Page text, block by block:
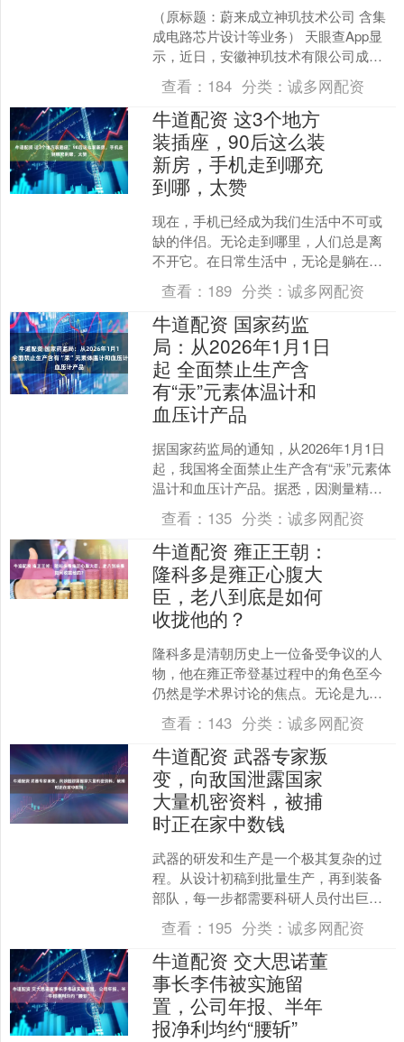
（原标题：蔚来成立神玑技术公司 含集
成电路芯片设计等业务） 天眼查App显
示，近日，安徽神玑技术有限公司成
立，法定代表人为白剑，董事长为李
斌，注册资本1000万....
查看： 184 分类：诚多网配资
牛道配资 这3个地方
装插座，90后这么装
新房，手机走到哪充
到哪，太赞
现在，手机已经成为我们生活中不可或
缺的伴侣。无论走到哪里，人们总是离
不开它。在日常生活中，无论是躺在床
上、慵懒地坐在沙发上，还是蹲在厕所
里，人们总是习惯性地玩手....
查看： 189 分类：诚多网配资
牛道配资 国家药监
局：从2026年1月1日
起 全面禁止生产含
有“汞”元素体温计和
血压计产品
据国家药监局的通知，从2026年1月1日
起，我国将全面禁止生产含有“汞”元素体
温计和血压计产品。据悉，因测量精
准、价格便宜，它们一直以来是家庭医
疗“老伙计”。为....
查看： 135 分类：诚多网配资
牛道配资 雍正王朝：
隆科多是雍正心腹大
臣，老八到底是如何
收拢他的？
隆科多是清朝历史上一位备受争议的人
物，他在雍正帝登基过程中的角色至今
仍然是学术界讨论的焦点。无论是九王
夺嫡，还是隆科多的倒台，他与八爷
党、四爷党之间错综复杂的关....
查看： 143 分类：诚多网配资
牛道配资 武器专家叛
变，向敌国泄露国家
大量机密资料，被捕
时正在家中数钱
武器的研发和生产是一个极其复杂的过
程。从设计初稿到批量生产，再到装备
部队，每一步都需要科研人员付出巨大
的心血与努力。而在这一过程中，保密
工作显得尤为重要，确保所....
查看： 195 分类：诚多网配资
牛道配资 交大思诺董
事长李伟被实施留
置，公司年报、半年
报净利均约“腰斩”